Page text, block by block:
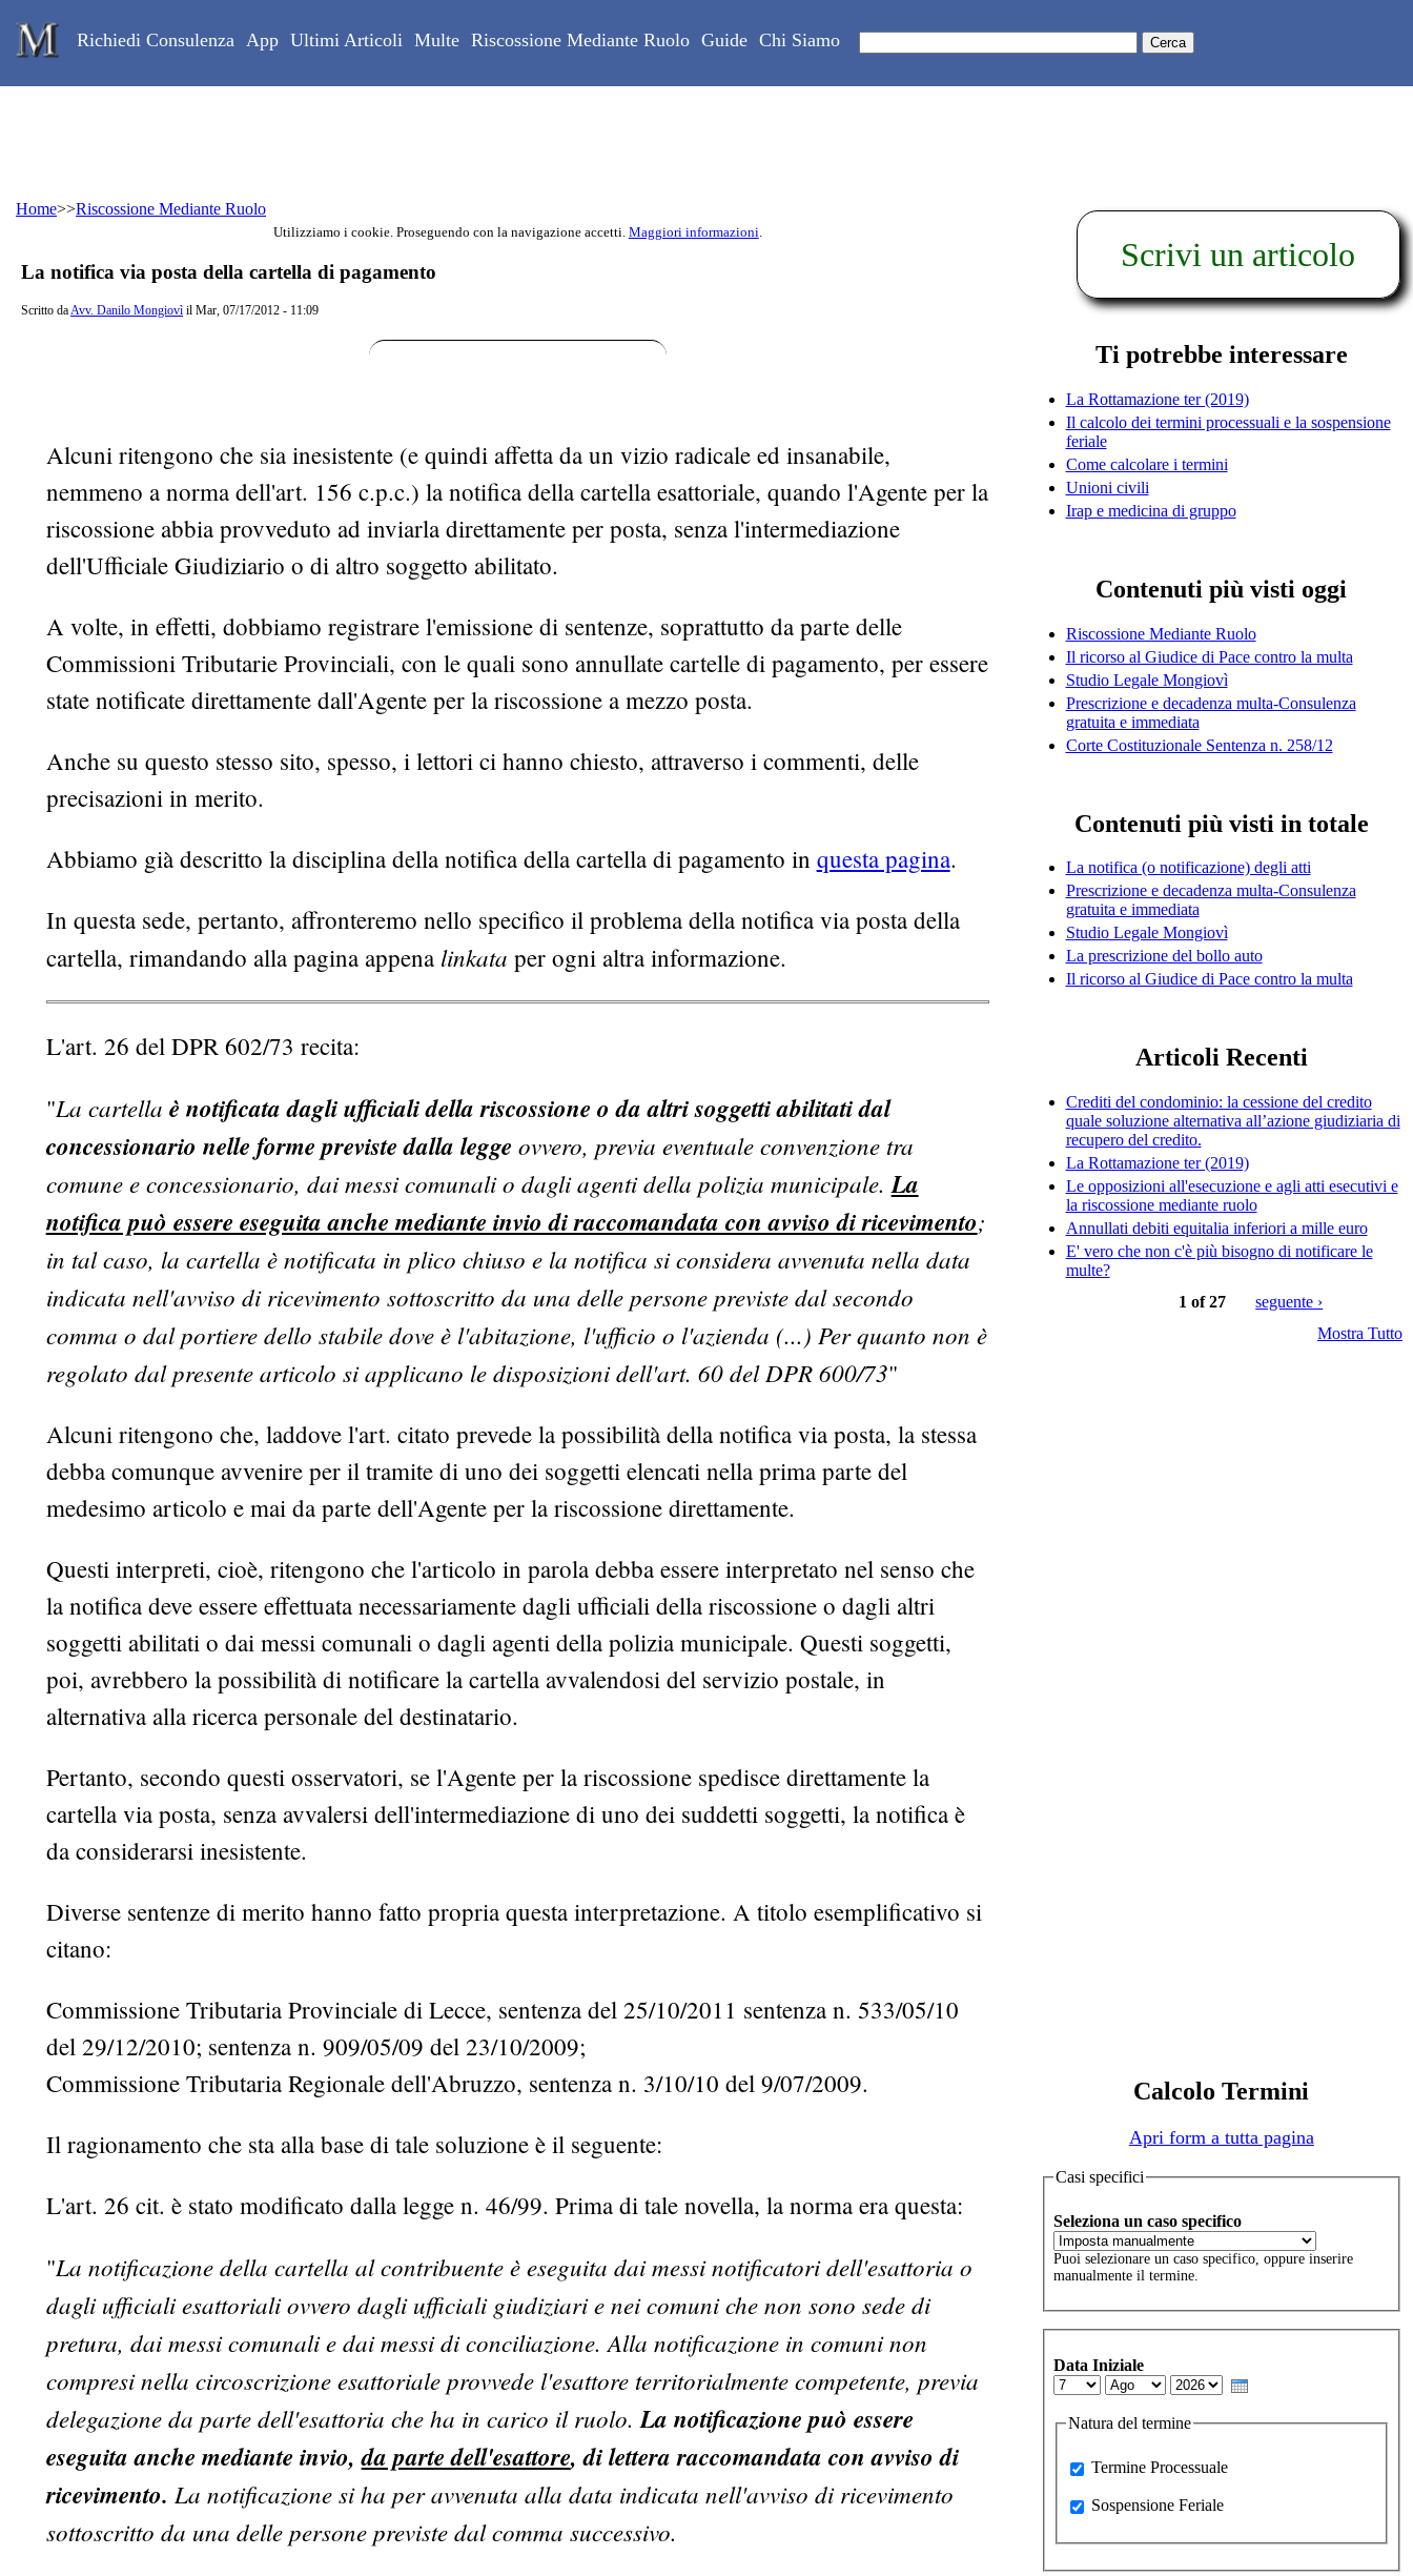
Studio Legale Mongiovì
Richiedi Consulenza App Ultimi Articoli Multe Riscossione Mediante Ruolo Guide Chi Siamo
Home>>Riscossione Mediante Ruolo
Contenuto principale della pagina
Utilizziamo i cookie. Proseguendo con la navigazione accetti. Maggiori informazioni.
La notifica via posta della cartella di pagamento
Scritto daAvv. Danilo Mongiovì il Mar, 07/17/2012 - 11:09
Alcuni ritengono che sia inesistente (e quindi affetta da un vizio radicale ed insanabile,
nemmeno a norma dell'art. 156 c.p.c.) la notifica della cartella esattoriale, quando l'Agente per la
riscossione abbia provveduto ad inviarla direttamente per posta, senza l'intermediazione
dell'Ufficiale Giudiziario o di altro soggetto abilitato.
A volte, in effetti, dobbiamo registrare l'emissione di sentenze, soprattutto da parte delle
Commissioni Tributarie Provinciali, con le quali sono annullate cartelle di pagamento, per essere
state notificate direttamente dall'Agente per la riscossione a mezzo posta.
Anche su questo stesso sito, spesso, i lettori ci hanno chiesto, attraverso i commenti, delle
precisazioni in merito.
Abbiamo già descritto la disciplina della notifica della cartella di pagamento in questa pagina.
In questa sede, pertanto, affronteremo nello specifico il problema della notifica via posta della
cartella, rimandando alla pagina appena linkata per ogni altra informazione.
L'art. 26 del DPR 602/73 recita:
"La cartella è notificata dagli ufficiali della riscossione o da altri soggetti abilitati dal
concessionario nelle forme previste dalla legge ovvero, previa eventuale convenzione tra
comune e concessionario, dai messi comunali o dagli agenti della polizia municipale.La
notifica può essere eseguita anche mediante invio di raccomandata con avviso di ricevimento;
in tal caso, la cartella è notificata in plico chiuso e la notifica si considera avvenuta nella data
indicata nell'avviso di ricevimento sottoscritto da una delle persone previste dal secondo
comma o dal portiere dello stabile dove è l'abitazione, l'ufficio o l'azienda (...) Per quanto non è
regolato dal presente articolo si applicano le disposizioni dell'art. 60 del DPR 600/73"
Alcuni ritengono che, laddove l'art. citato prevede la possibilità della notifica via posta, la stessa
debba comunque avvenire per il tramite di uno dei soggetti elencati nella prima parte del
medesimo articolo e mai da parte dell'Agente per la riscossione direttamente.
Questi interpreti, cioè, ritengono che l'articolo in parola debba essere interpretato nel senso che
la notifica deve essere effettuata necessariamente dagli ufficiali della riscossione o dagli altri
soggetti abilitati o dai messi comunali o dagli agenti della polizia municipale. Questi soggetti,
poi, avrebbero la possibilità di notificare la cartella avvalendosi del servizio postale, in
alternativa alla ricerca personale del destinatario.
Pertanto, secondo questi osservatori, se l'Agente per la riscossione spedisce direttamente la
cartella via posta, senza avvalersi dell'intermediazione di uno dei suddetti soggetti, la notifica è
da considerarsi inesistente.
Diverse sentenze di merito hanno fatto propria questa interpretazione. A titolo esemplificativo si
citano:
Commissione Tributaria Provinciale di Lecce, sentenza del 25/10/2011 sentenza n. 533/05/10
del 29/12/2010; sentenza n. 909/05/09 del 23/10/2009;
Commissione Tributaria Regionale dell'Abruzzo, sentenza n. 3/10/10 del 9/07/2009.
Il ragionamento che sta alla base di tale soluzione è il seguente:
L'art. 26 cit. è stato modificato dalla legge n. 46/99. Prima di tale novella, la norma era questa:
"La notificazione della cartella al contribuente è eseguita dai messi notificatori dell'esattoria o
dagli ufficiali esattoriali ovvero dagli ufficiali giudiziari e nei comuni che non sono sede di
pretura, dai messi comunali e dai messi di conciliazione. Alla notificazione in comuni non
compresi nella circoscrizione esattoriale provvede l'esattore territorialmente competente, previa
delegazione da parte dell'esattoria che ha in carico il ruolo.La notificazione può essere
eseguita anche mediante invio,da parte dell'esattore, di lettera raccomandata con avviso di
ricevimento. La notificazione si ha per avvenuta alla data indicata nell'avviso di ricevimento
sottoscritto da una delle persone previste dal comma successivo.
Scrivi un articolo
Ti potrebbe interessare
La Rottamazione ter (2019)
Il calcolo dei termini processuali e la sospensione
feriale
Come calcolare i termini
Unioni civili
Irap e medicina di gruppo
Contenuti più visti oggi
Riscossione Mediante Ruolo
Il ricorso al Giudice di Pace contro la multa
Studio Legale Mongiovì
Prescrizione e decadenza multa-Consulenza
gratuita e immediata
Corte Costituzionale Sentenza n. 258/12
Contenuti più visti in totale
La notifica (o notificazione) degli atti
Prescrizione e decadenza multa-Consulenza
gratuita e immediata
Studio Legale Mongiovì
La prescrizione del bollo auto
Il ricorso al Giudice di Pace contro la multa
Articoli Recenti
Crediti del condominio: la cessione del credito
quale soluzione alternativa all’azione giudiziaria di
recupero del credito.
La Rottamazione ter (2019)
Le opposizioni all'esecuzione e agli atti esecutivi e
la riscossione mediante ruolo
Annullati debiti equitalia inferiori a mille euro
E' vero che non c'è più bisogno di notificare le
multe?
1 of 27
seguente ›
Mostra Tutto
Calcolo Termini
Apri form a tutta pagina
Casi specifici
Seleziona un caso specifico
Puoi selezionare un caso specifico, oppure inserire
manualmente il termine.
Data Iniziale
Day
Month Year
Natura del termine
Processuale
Termine Processuale
Sospensione Feriale
Sospensione Feriale